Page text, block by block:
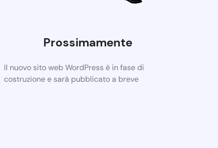
Prossimamente
Il nuovo sito web WordPress è in fase di
costruzione e sarà pubblicato a breve